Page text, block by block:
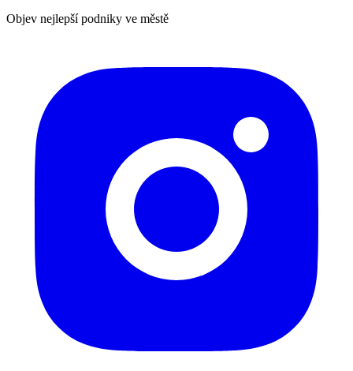
Objev nejlepší podniky ve městě